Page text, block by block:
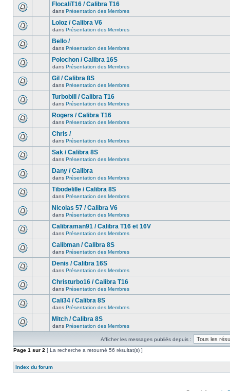
FlocaliT16 / Calibra T16
dans Présentation des Membres
Loloz / Calibra V6
dans Présentation des Membres
Bello /
dans Présentation des Membres
Polochon / Calibra 16S
dans Présentation des Membres
Gil / Calibra 8S
dans Présentation des Membres
Turbobill / Calibra T16
dans Présentation des Membres
Rogers / Calibra T16
dans Présentation des Membres
Chris /
dans Présentation des Membres
Sak / Calibra 8S
dans Présentation des Membres
Dany / Calibra
dans Présentation des Membres
Tibodelille / Calibra 8S
dans Présentation des Membres
Nicolas 57 / Calibra V6
dans Présentation des Membres
Calibraman91 / Calibra T16 et 16V
dans Présentation des Membres
Calibman / Calibra 8S
dans Présentation des Membres
Denis / Calibra 16S
dans Présentation des Membres
Christurbo16 / Calibra T16
dans Présentation des Membres
Cali34 / Calibra 8S
dans Présentation des Membres
Mitch / Calibra 8S
dans Présentation des Membres
Afficher les messages publiés depuis :
Page 1 sur 2 [ La recherche a retourné 56 résultat(s) ]
Index du forum